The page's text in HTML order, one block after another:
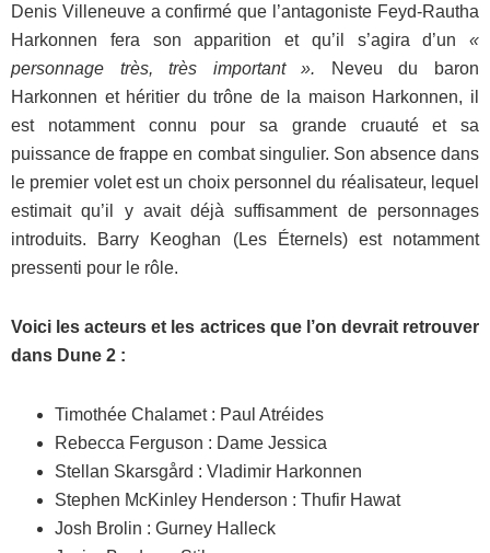
Denis Villeneuve a confirmé que l’antagoniste Feyd-Rautha
Harkonnen fera son apparition et qu’il s’agira d’un «
personnage très, très important ».
Neveu du baron
Harkonnen et héritier du trône de la maison Harkonnen, il
est notamment connu pour sa grande cruauté et sa
puissance de frappe en combat singulier. Son absence dans
le premier volet est un choix personnel du réalisateur, lequel
estimait qu’il y avait déjà suffisamment de personnages
introduits. Barry Keoghan (Les Éternels) est notamment
pressenti pour le rôle.
Voici les acteurs et les actrices que l’on devrait retrouver
dans Dune 2 :
Timothée Chalamet : Paul Atréides
Rebecca Ferguson : Dame Jessica
Stellan Skarsgård : Vladimir Harkonnen
Stephen McKinley Henderson : Thufir Hawat
Josh Brolin : Gurney Halleck